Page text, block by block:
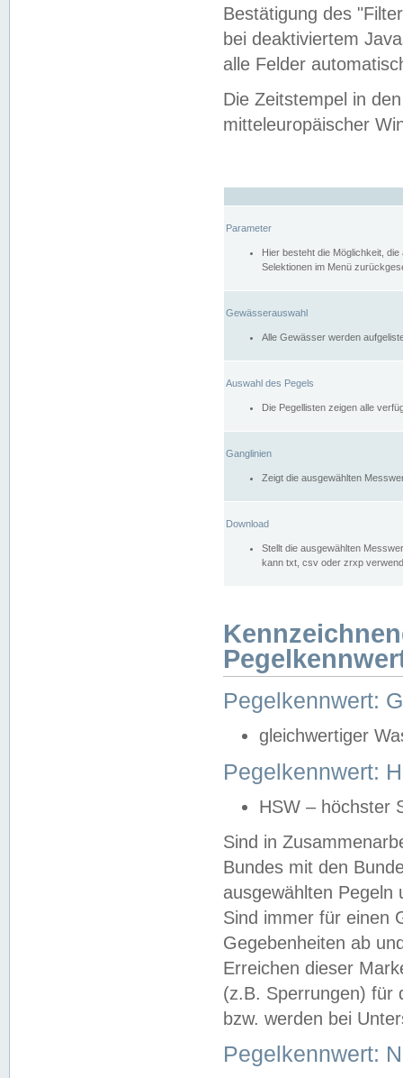
Bestätigung des
bei deaktiviertem
alle Felder
Die Zeitstempel in
mitteleuropäischer
Parameter
Hier besteht die Möglichkeit,
Selektionen im Menü
Gewässerauswahl
Alle Gewässer werden
Auswahl des Pegels
Die Pegellisten zeigen alle
Ganglinien
Zeigt die ausgewählten
Download
Stellt die ausgewählten
kann txt, csv oder zrxp
Pegelkennwert:
gleichwertiger
Pegelkennwert:
HSW – höchster
Sind in
Bundes mit den
ausgewählten
Sind immer für einen
Gegebenheiten ab
Erreichen dieser
(z.B. Sperrungen) für
bzw. werden bei
Pegelkennwert: